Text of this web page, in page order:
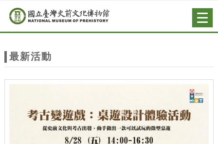
站
主
跳到主要內容
網站導覽
最新活動